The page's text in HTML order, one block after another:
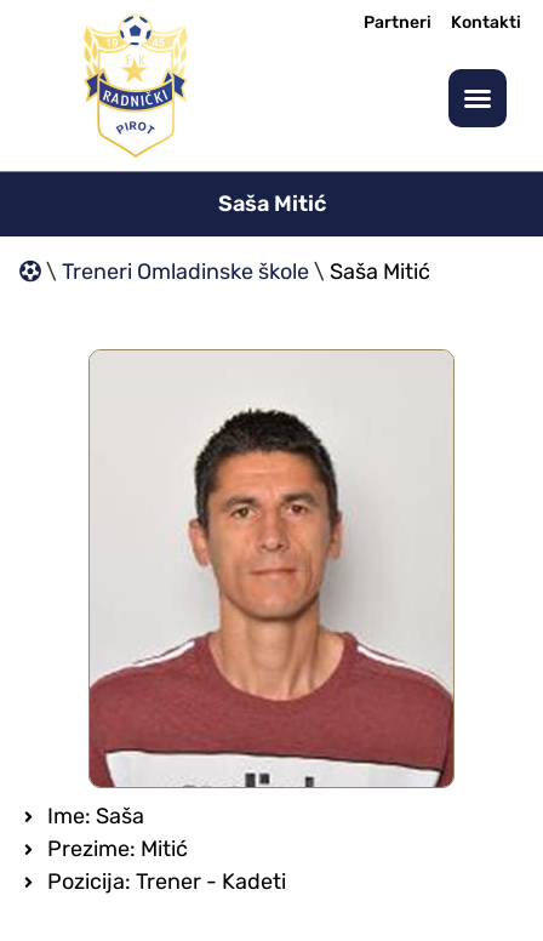
Partneri Kontakti
Saša Mitić
\ Treneri Omladinske škole\ Saša Mitić
Ime: Saša
Prezime: Mitić
Pozicija: Trener - Kadeti